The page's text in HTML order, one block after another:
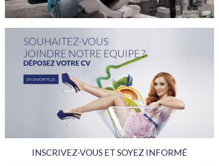
INSCRIVEZ-VOUS ET SOYEZ INFORMÉ